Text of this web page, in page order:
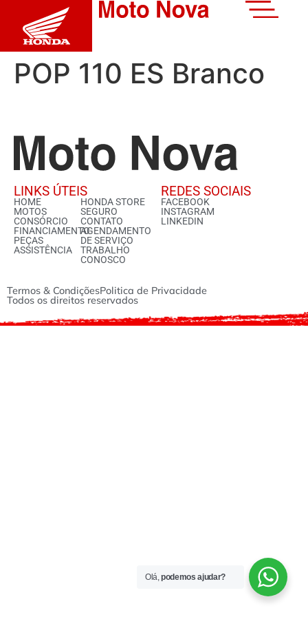
POP 110 ES Branco
LINKS ÚTEIS
HOME
MOTOS
CONSÓRCIO
FINANCIAMENTO
PEÇAS
ASSISTÊNCIA
HONDA STORE
SEGURO
CONTATO
AGENDAMENTO
DE SERVIÇO
TRABALHO
CONOSCO
REDES SOCIAIS
FACEBOOK
INSTAGRAM
LINKEDIN
Termos & CondiçõesPolitica de Privacidade
Todos os direitos reservados
Olá,podemos ajudar?